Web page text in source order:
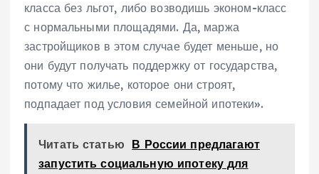
класса без льгот, либо возводишь эконом-класс
с нормальными площадями. Да, маржа
застройщиков в этом случае будет меньше, но
они будут получать поддержку от государства,
потому что жилье, которое они строят,
подпадает под условия семейной ипотеки».
Читать статью В России предлагают
запустить социальную ипотеку для